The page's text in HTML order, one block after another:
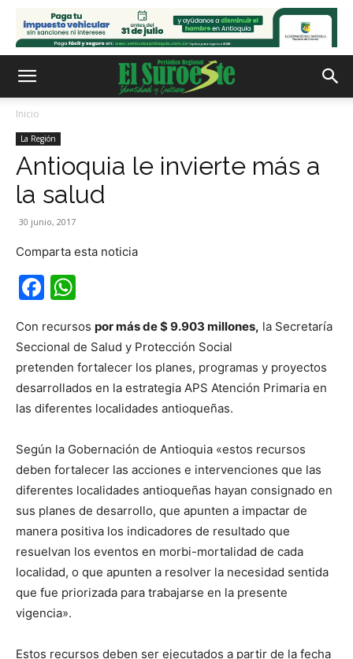
Inicio
La Región
Antioquia le invierte más a
la salud
30 junio, 2017
Comparta esta noticia
Facebook
Con recursos por más de $ 9.903 millones, la Secretaría
Seccional de Salud y Protección Social
pretenden fortalecer los planes, programas y proyectos
desarrollados en la estrategia APS Atención Primaria en
las diferentes localidades antioqueñas.
Según la Gobernación de Antioquia «estos recursos
deben fortalecer las acciones e intervenciones que las
diferentes localidades antioqueñas hayan consignado en
sus planes de desarrollo, que apunten a impactar de
manera positiva los indicadores de resultado que
resuelvan los eventos en morbi-mortalidad de cada
localidad, o que apunten a resolver la necesidad sentida
que fue priorizada para trabajarse en la presente
vigencia».
Estos recursos deben ser ejecutados a partir de la fecha